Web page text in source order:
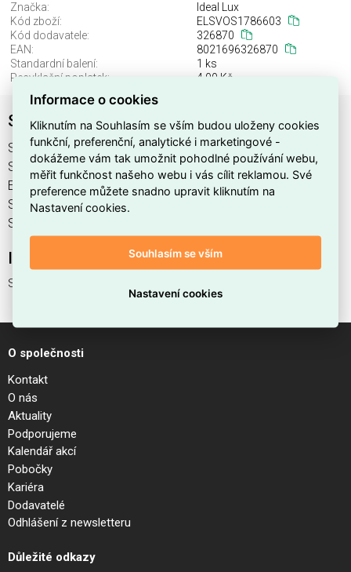
Značka:
Ideal Lux
Kód zboží:
ELSVOS1786603
Kód dodavatele:
326870
EAN:
8021696326870
Standardní balení:
1 ks
Recyklační poplatek:
4,00 Kč
SWIPE AP SENSOR GRIGIO
SWIPE AP SENSOR GRIGIO najdete v kategoriích Svítidla,
Svítidla, světelné zdroje a LED osvětlení, výrobce Ideal Lux,
EAN 8021696326870, kód dodavatele 326870. SWIPE AP
SENSOR GRIGIO nabízíme od 1 ks. Kód EMAS SWIPE AP
SENSOR GRIGIO je ELSVOS1786603.
Interní název produktu
SWIPE AP SENSOR GRIGIO
O společnosti
Kontakt
O nás
Aktuality
Podporujeme
Kalendář akcí
Pobočky
Kariéra
Dodavatelé
Odhlášení z newsletteru
Důležité odkazy
Informace o cookies
Kliknutím na Souhlasím se vším budou uloženy cookies
funkční, preferenční, analytické i marketingové -
dokážeme vám tak umožnit pohodlné používání webu,
měřit funkčnost našeho webu i vás cílit reklamou. Své
preference můžete snadno upravit kliknutím na
Nastavení cookies.
Souhlasím se vším
Nastavení cookies